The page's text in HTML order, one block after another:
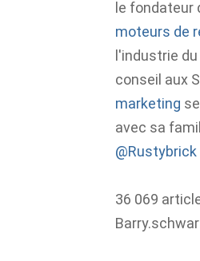
le fondateur
moteurs de
l'industrie
conseil aux
marketing
avec sa
@Rustybrick
36 069